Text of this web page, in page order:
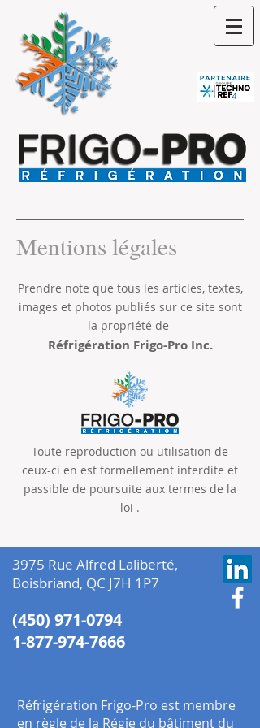
Mentions légales
Prendre note que tous les articles, textes,
images et photos publiés sur ce site sont
la propriété de
Réfrigération Frigo-Pro Inc.
Toute reproduction ou utilisation de
ceux-ci en est formellement interdite et
passible de poursuite aux termes de la
loi .
3975 Rue Alfred Laliberté,
Boisbriand, QC J7H 1P7
(450) 971-0794
1-877-974-7666
Réfrigération Frigo-Pro est membre
en règle de la Régie du bâtiment du